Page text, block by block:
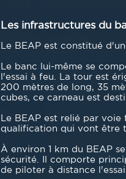
Les infrastructures du
Le BEAP est constitué
Le banc lui-même se
l'essai à feu. La tour est
200 mètres de long, 35
cubes, ce carneau est
Le BEAP est relié par
qualification qui vont être
À environ 1 km du BEAP
sécurité. Il comporte
de piloter à distance l'essai